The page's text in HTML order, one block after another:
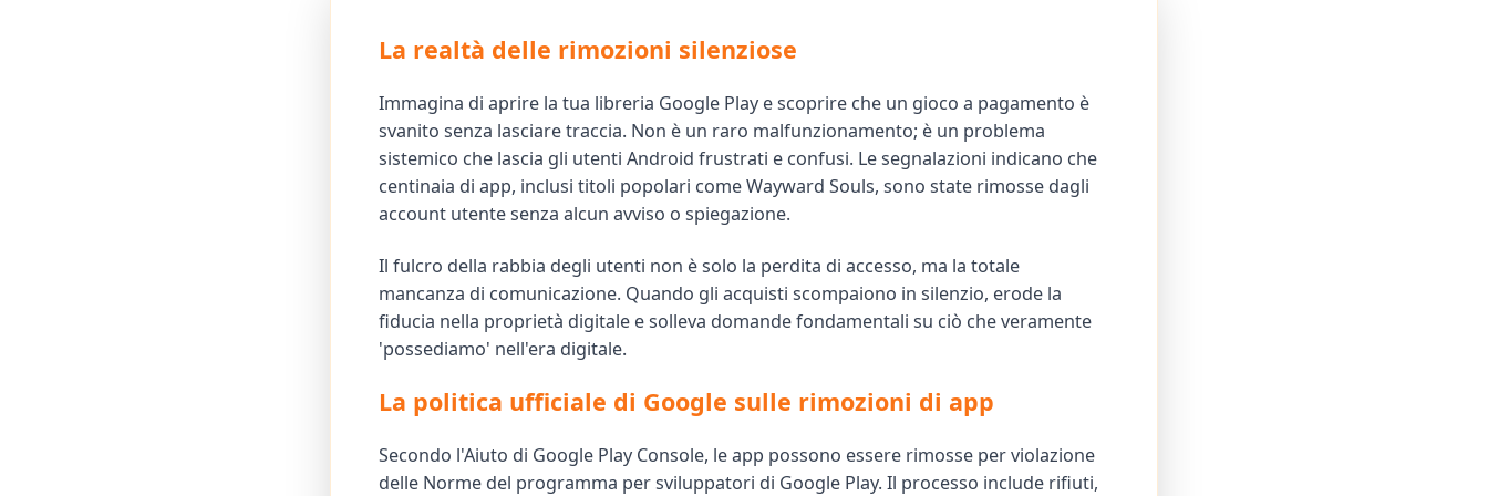
La realtà delle rimozioni silenziose
Immagina di aprire la tua libreria Google Play e scoprire che un gioco a pagamento è
svanito senza lasciare traccia. Non è un raro malfunzionamento; è un problema
sistemico che lascia gli utenti Android frustrati e confusi. Le segnalazioni indicano che
centinaia di app, inclusi titoli popolari come Wayward Souls, sono state rimosse dagli
account utente senza alcun avviso o spiegazione.
Il fulcro della rabbia degli utenti non è solo la perdita di accesso, ma la totale
mancanza di comunicazione. Quando gli acquisti scompaiono in silenzio, erode la
fiducia nella proprietà digitale e solleva domande fondamentali su ciò che veramente
'possediamo' nell'era digitale.
La politica ufficiale di Google sulle rimozioni di app
Secondo l'Aiuto di Google Play Console, le app possono essere rimosse per violazione
delle Norme del programma per sviluppatori di Google Play. Il processo include rifiuti,